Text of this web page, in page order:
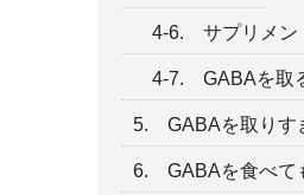
4-6. サプリメン
4-7. GABAを取
5. GABAを取りす
6. GABAを食べて